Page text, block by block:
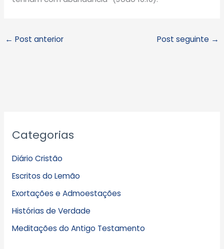
← Post anterior Post seguinte →
Categorias
Diário Cristão
Escritos do Lemão
Exortações e Admoestações
Histórias de Verdade
Meditações do Antigo Testamento
r
i
v
o
s